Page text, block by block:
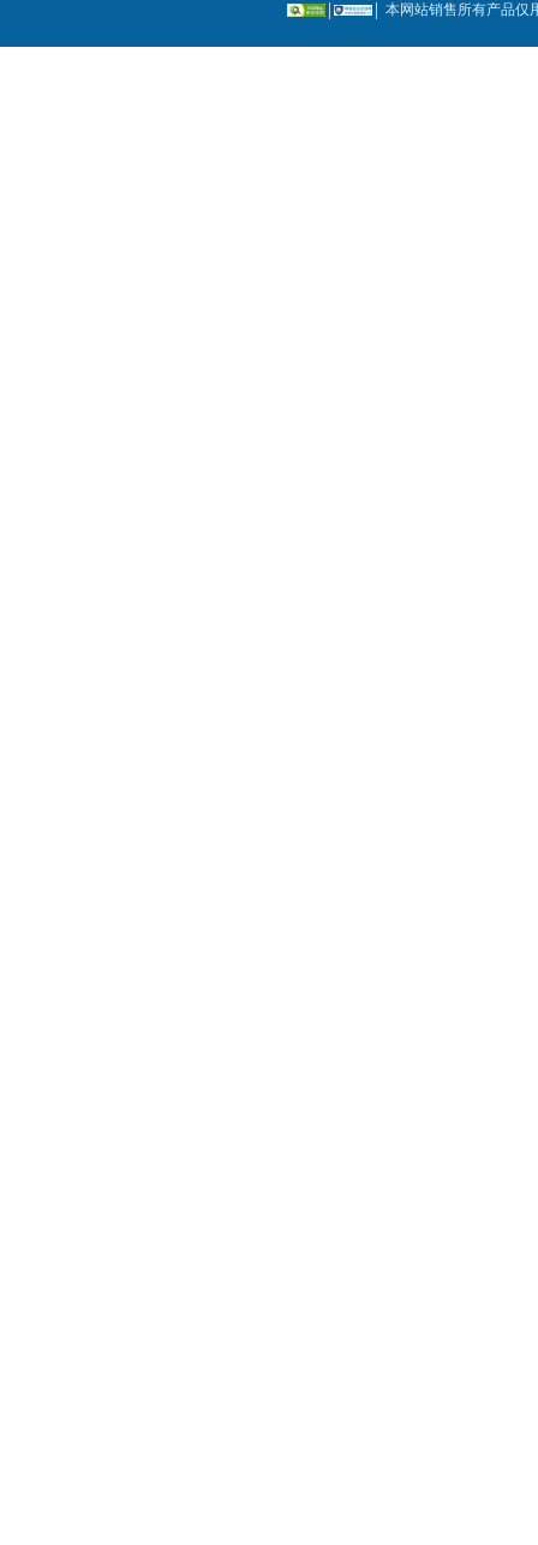
本网站销售所有产品仅